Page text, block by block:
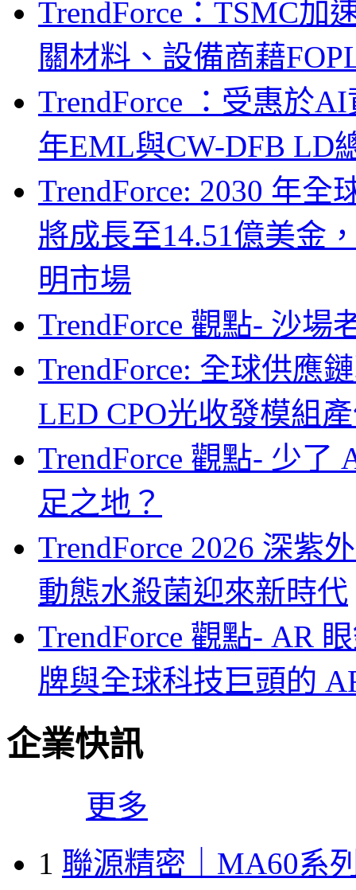
TrendForce：TSMC加
關材料、設備商藉
TrendForce ：受惠於
年EML與CW-DFB LD
TrendForce: 2030 年
將成長至14.51億美金
明市場
TrendForce 觀點- 沙場
TrendForce: 全球供應
LED CPO光收發模組
TrendForce 觀點- 少
足之地？
TrendForce 2026 深紫
動態水殺菌迎來新時代
TrendForce 觀點- AR
牌與全球科技巨頭的
企業快訊
更多
1 聯源精密｜MA60系